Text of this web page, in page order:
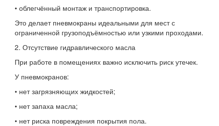
• облегчённый монтаж и транспортировка.
Это делает пневмокраны идеальными для мест с
ограниченной грузоподъёмностью или узкими проходами.
2. Отсутствие гидравлического масла
При работе в помещениях важно исключить риск утечек.
У пневмокранов:
• нет загрязняющих жидкостей;
• нет запаха масла;
• нет риска повреждения покрытия пола.